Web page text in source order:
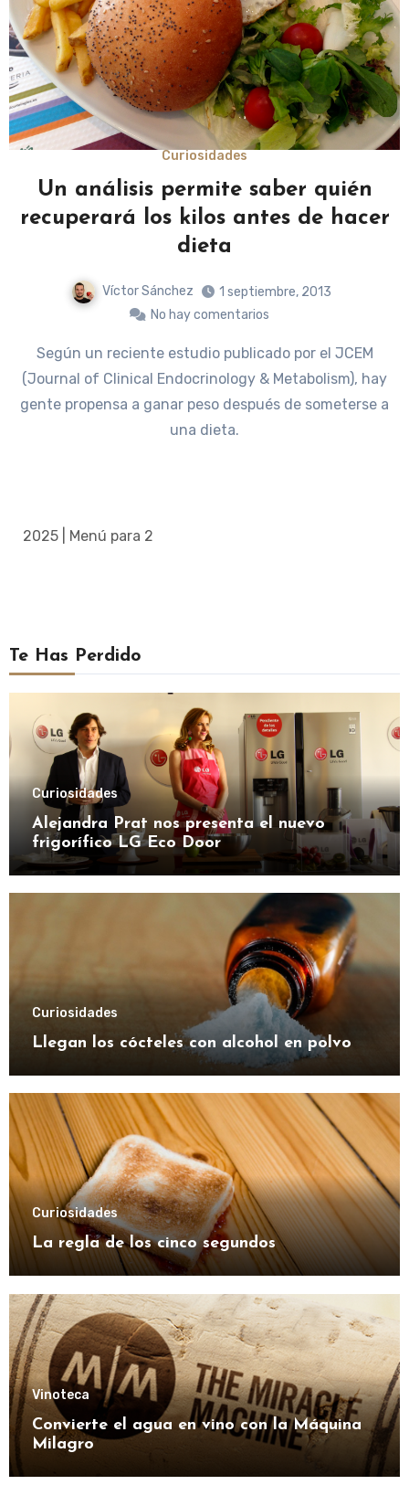
Curiosidades
Un análisis permite saber quién
recuperará los kilos antes de hacer
dieta
Víctor Sánchez
1 septiembre, 2013
No hay comentarios
Según un reciente estudio publicado por el JCEM
(Journal of Clinical Endocrinology & Metabolism), hay
gente propensa a ganar peso después de someterse a
una dieta.
2025 | Menú para 2
Te Has Perdido
Curiosidades
Alejandra Prat nos presenta el nuevo
frigorífico LG Eco Door
Curiosidades
Llegan los cócteles con alcohol en polvo
Curiosidades
La regla de los cinco segundos
Vinoteca
Convierte el agua en vino con la Máquina
Milagro